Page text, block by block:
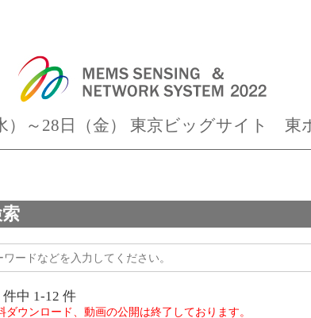
）～28日（金） 東京ビッグサイト 東
件中 1-12 件
ウンロード、動画の公開は終了しております。